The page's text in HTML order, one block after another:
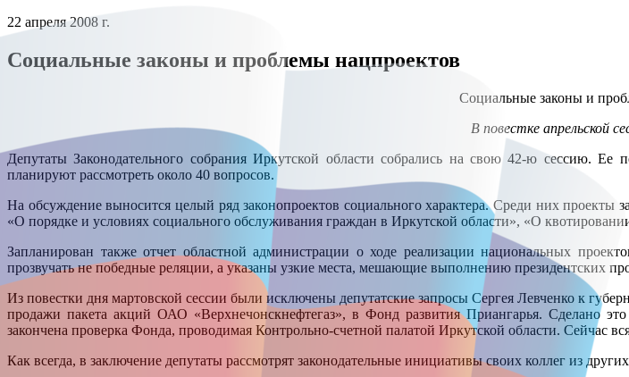
22 апреля 2008 г.
Социальные законы и проблемы нацпроектов
Социальные законы и
В повестке апрельской
Депутаты Законодательного собрания Иркутской области собрались на свою 42-ю сессию.
планируют рассмотреть около 40 вопросов.
На обсуждение выносится целый ряд законопроектов социального характера. Среди них проекты
«О порядке и условиях социального обслуживания граждан в Иркутской области», «О
Запланирован также отчет областной администрации о ходе реализации национальных
прозвучать не победные реляции, а указаны узкие места, мешающие выполнению президентских
Из повестки дня мартовской сессии были исключены депутатские запросы Сергея Левченко к
продажи пакета акций ОАО «Верхнечонскнефтегаз», в Фонд развития Приангарья. Сделано
закончена проверка Фонда, проводимая Контрольно-счетной палатой Иркутской области. Сейчас
Как всегда, в заключение депутаты рассмотрят законодательные инициативы своих коллег из